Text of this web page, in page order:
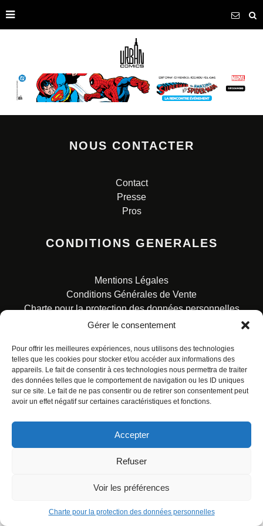
Gérer le consentement
Pour offrir les meilleures expériences, nous utilisons des technologies
telles que les cookies pour stocker et/ou accéder aux informations des
appareils. Le fait de consentir à ces technologies nous permettra de traiter
des données telles que le comportement de navigation ou les ID uniques
sur ce site. Le fait de ne pas consentir ou de retirer son consentement peut
avoir un effet négatif sur certaines caractéristiques et fonctions.
Accepter
Refuser
Voir les préférences
Charte pour la protection des données personnelles
NOUS CONTACTER
Contact
Presse
Pros
CONDITIONS GENERALES
Mentions Légales
Conditions Générales de Vente
Charte pour la protection des données personnelles
© ALL RIGHTS RESERVED. URBAN COMICS POUR LES
ÉDITIONS FRANÇAISES.